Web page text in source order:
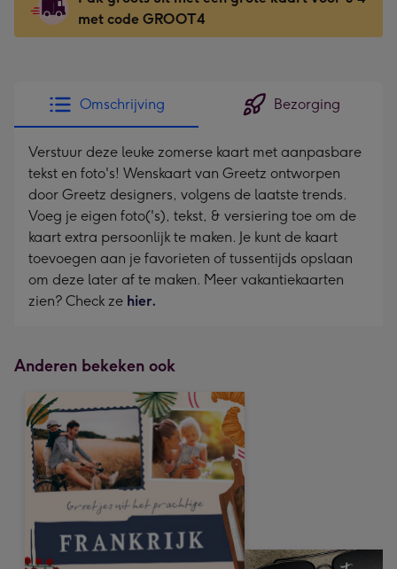
118
x
Dimensions:
118
x
166
mm
met code GROOT4
Omschrijving Bezorging
Verstuur deze leuke zomerse kaart met aanpasbare
tekst en foto's! Wenskaart van Greetz ontworpen
door Greetz designers, volgens de laatste trends.
Voeg je eigen foto('s), tekst, & versiering toe om de
kaart extra persoonlijk te maken. Je kunt de kaart
toevoegen aan je favorieten of tussentijds opslaan
om deze later af te maken. Meer vakantiekaarten
zien? Check ze hier.
Anderen bekeken ook